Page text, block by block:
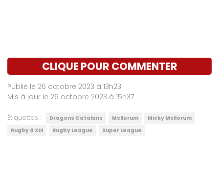
CLIQUE POUR COMMENTER
Publié le 26 octobre 2023 à 13h23
Mis à jour le 26 octobre 2023 à 15h37
Étiquettes : Dragons Catalans McIlorum
Micky McIlorum
Rugby à XIII
Rugby League Super League